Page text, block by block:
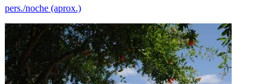
pers./noche (aprox.)